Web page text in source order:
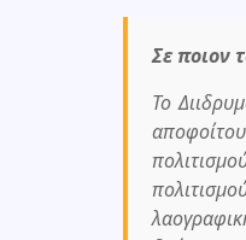
Σε ποιον
Το